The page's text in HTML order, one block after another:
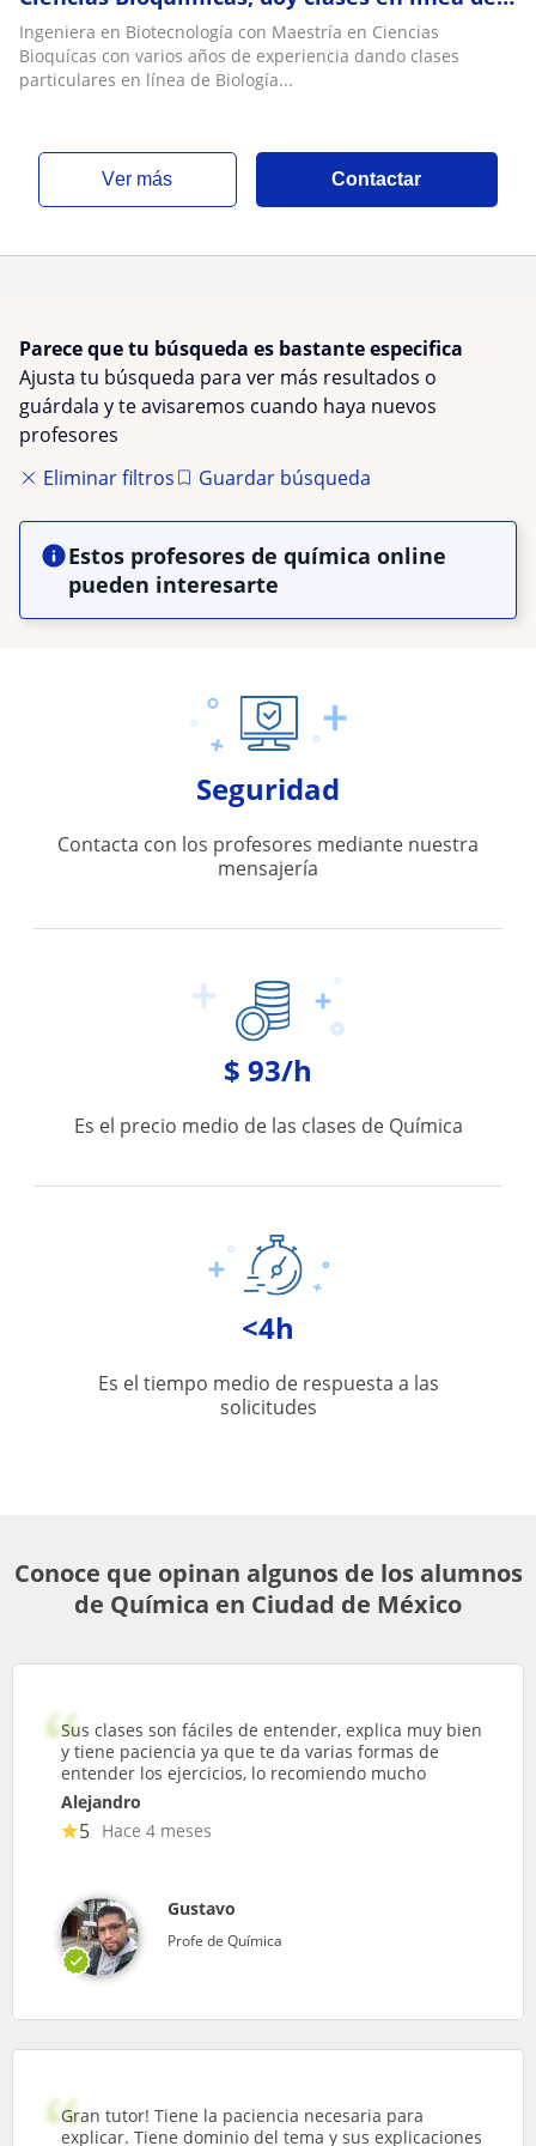
biología y química de cualquier nivel
Ingeniera en Biotecnología con Maestría en Ciencias
Bioquícas con varios años de experiencia dando clases
particulares en línea de Biología...
ver más Contactar
Parece que tu búsqueda es bastante especifica
Ajusta tu búsqueda para ver más resultados o
guárdala y te avisaremos cuando haya nuevos
profesores
Eliminar filtros
Guardar búsqueda
Estos profesores de química online
pueden interesarte
Seguridad
Contacta con los profesores mediante nuestra
mensajería
$ 93/h
Es el precio medio de las clases de Química
<4h
Es el tiempo medio de respuesta a las
solicitudes
Conoce que opinan algunos de los alumnos
de Química en Ciudad de México
Sus clases son fáciles de entender, explica muy bien
y tiene paciencia ya que te da varias formas de
entender los ejercicios, lo recomiendo mucho
Alejandro
5 Hace 4 meses
Gustavo
Profe de Química
Gran tutor! Tiene la paciencia necesaria para
explicar. Tiene dominio del tema y sus explicaciones